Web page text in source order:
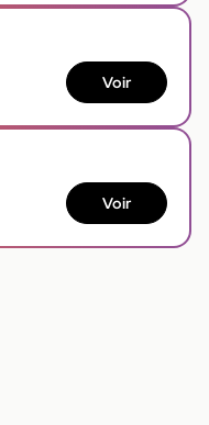
Voir
Voir